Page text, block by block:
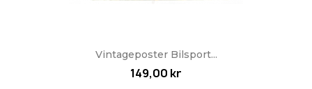
Vintageposter Bilsport...
149,00 kr